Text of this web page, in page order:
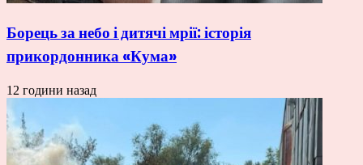
Борець за небо і дитячі мрії: історія
прикордонника «Кума»
12 години назад